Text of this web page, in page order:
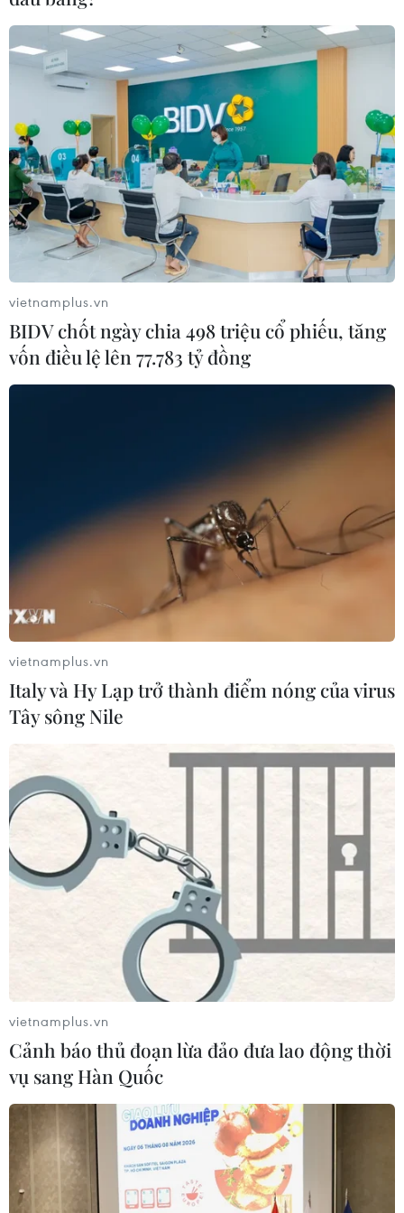
TIN CÙNG CHUYÊN MỤC
Iran và Oman thống nhất mở lại eo
biển Hormuz trong 60 ngày
06/08/2026 12:25
vietnamplus.vn
BIDV chốt ngày chia 498 triệu cổ phiếu, tăng
vốn điều lệ lên 77.783 tỷ đồng
vietnamplus.vn
Italy và Hy Lạp trở thành điểm nóng của virus
Tây sông Nile
vietnamplus.vn
Cảnh báo thủ đoạn lừa đảo đưa lao động thời
vụ sang Hàn Quốc